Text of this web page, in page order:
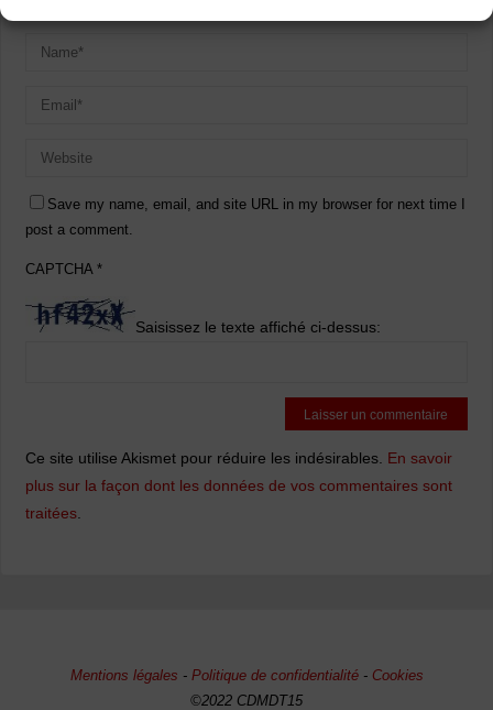
Save my name, email, and site URL in my browser for next time I
post a comment.
CAPTCHA*
Saisissez le texte affiché ci-dessus:
Ce site utilise Akismet pour réduire les indésirables. En savoir
plus sur la façon dont les données de vos commentaires sont
traitées
Mentions légales -Politique de confidentialité- Cookies
©2022 CDMDT15